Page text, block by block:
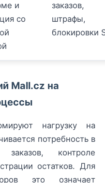
и
со
заказов,
штрафы,
блокировки
Mall.cz на
нагрузку на
потребность в
заказов, контроле
остатков. Для
это означает